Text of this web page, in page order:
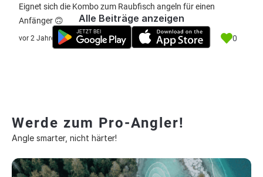
Eignet sich die Kombo zum Raubfisch angeln für einen
Anfänger 🙃
vor 2 Jahre 0
Alle Beiträge anzeigen
Werde zum Pro-Angler!
Angle smarter, nicht härter!